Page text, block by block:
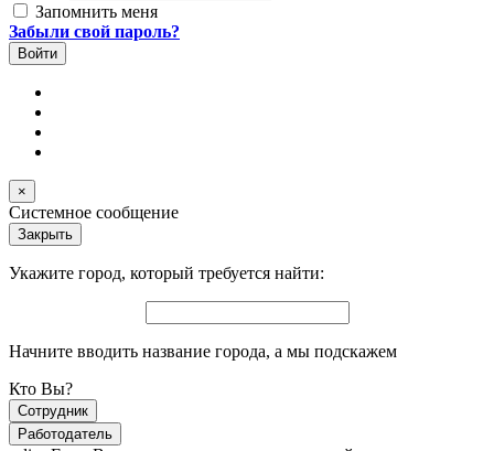
Запомнить меня
Забыли свой пароль?
×
Системное сообщение
Закрыть
Укажите город, который требуется найти:
Начните вводить название города, а мы подскажем
Кто Вы?
Сотрудник
Работодатель